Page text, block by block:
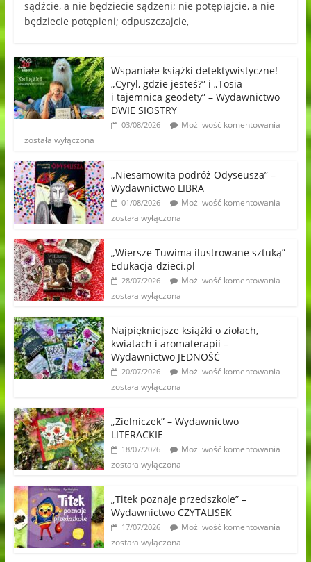
sądźcie, a nie będziecie sądzeni; nie potępiajcie, a nie
będziecie potępieni; odpuszczajcie,
Wspaniałe książki detektywistyczne!
„Cyryl, gdzie jesteś?” i „Tosia
i tajemnica geodety” – Wydawnictwo
DWIE SIOSTRY
03/08/2026
Możliwość komentowania
została wyłączona
„Niesamowita podróż Odyseusza” –
Wydawnictwo LIBRA
01/08/2026
Możliwość komentowania
została wyłączona
„Wiersze Tuwima ilustrowane sztuką”
Edukacja-dzieci.pl
28/07/2026
Możliwość komentowania
została wyłączona
Najpiękniejsze książki o ziołach,
kwiatach i aromaterapii –
Wydawnictwo JEDNOŚĆ
20/07/2026
Możliwość komentowania
została wyłączona
„Zielniczek” – Wydawnictwo
LITERACKIE
18/07/2026
Możliwość komentowania
została wyłączona
„Titek poznaje przedszkole” –
Wydawnictwo CZYTALISEK
17/07/2026
Możliwość komentowania
została wyłączona